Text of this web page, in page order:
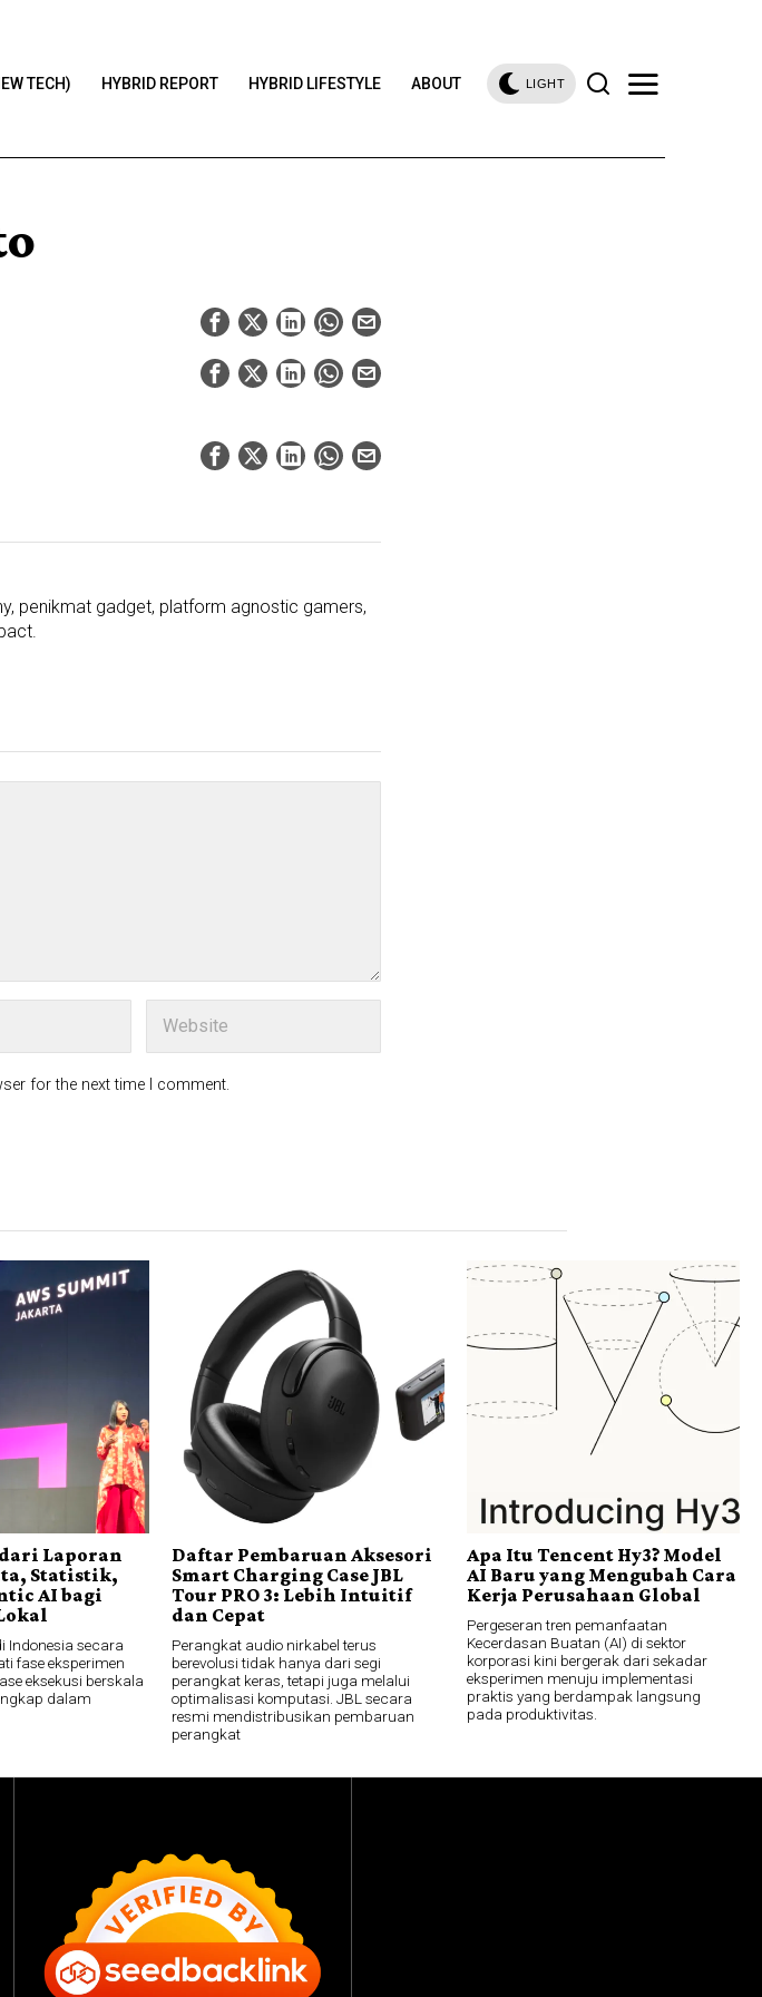
TECH) HYBRID REPORT HYBRID LIFESTYLE ABOUT LIGHT
penikmat gadget, platform agnostic gamers,
for the next time I comment.
Laporan
Statistik,
AI bagi
Indonesia secara
fase eksperimen
eksekusi berskala
dalam
Daftar Pembaruan Aksesori
Smart Charging Case JBL
Tour PRO 3: Lebih Intuitif
dan Cepat
Perangkat audio nirkabel terus
berevolusi tidak hanya dari segi
perangkat keras, tetapi juga melalui
optimalisasi komputasi. JBL secara
resmi mendistribusikan pembaruan
perangkat
Apa Itu Tencent Hy3? Model
AI Baru yang Mengubah Cara
Kerja Perusahaan Global
Pergeseran tren pemanfaatan
Kecerdasan Buatan (AI) di sektor
korporasi kini bergerak dari sekadar
eksperimen menuju implementasi
praktis yang berdampak langsung
pada produktivitas.